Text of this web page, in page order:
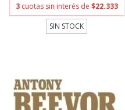
3 cuotas sin interés de $22.333
SIN STOCK